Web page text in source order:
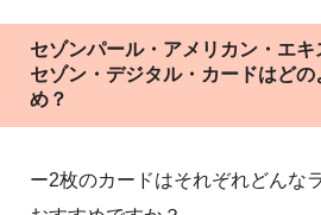
セゾンパール・アメリカン・エ
セゾン・デジタル・カードはど
め？
ー2枚のカードはそれぞれどんな